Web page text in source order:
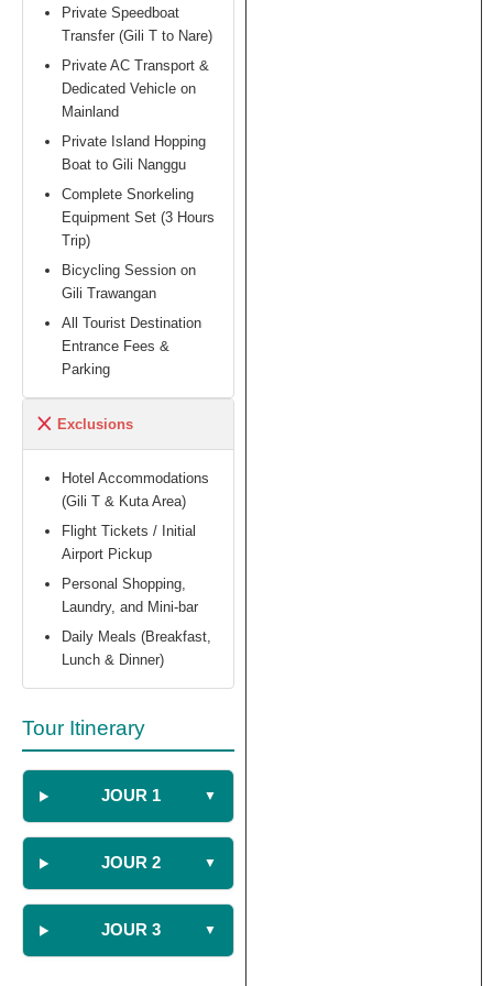
Private Speedboat
Transfer (Gili T to Nare)
Private AC Transport &
Dedicated Vehicle on
Mainland
Private Island Hopping
Boat to Gili Nanggu
Complete Snorkeling
Equipment Set (3 Hours
Trip)
Bicycling Session on
Gili Trawangan
All Tourist Destination
Entrance Fees &
Parking
Exclusions
Hotel Accommodations
(Gili T & Kuta Area)
Flight Tickets / Initial
Airport Pickup
Personal Shopping,
Laundry, and Mini-bar
Daily Meals (Breakfast,
Lunch & Dinner)
Tour Itinerary
JOUR 1
JOUR 2
JOUR 3